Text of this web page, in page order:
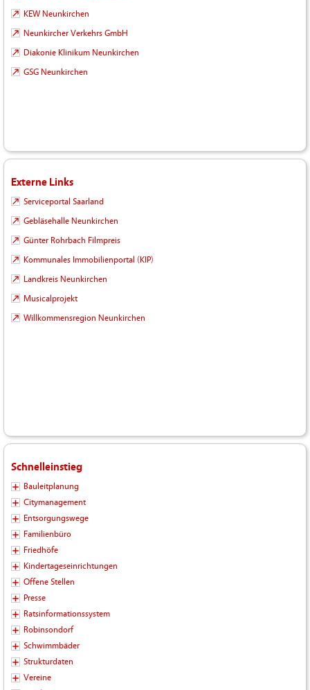
KEW Neunkirchen
Neunkircher Verkehrs GmbH
Diakonie Klinikum Neunkirchen
GSG Neunkirchen
Externe Links
Serviceportal Saarland
Gebläsehalle Neunkirchen
Günter Rohrbach Filmpreis
Kommunales Immobilienportal (KIP)
Landkreis Neunkirchen
Musicalprojekt
Willkommensregion Neunkirchen
Schnelleinstieg
Bauleitplanung
Citymanagement
Entsorgungswege
Familienbüro
Friedhöfe
Kindertageseinrichtungen
Offene Stellen
Presse
Ratsinformationssystem
Robinsondorf
Schwimmbäder
Strukturdaten
Vereine